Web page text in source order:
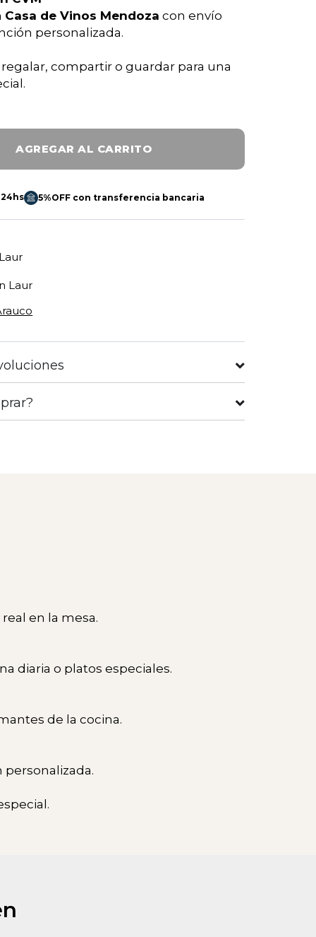
Casa de Vinos Mendoza con envío
personalizada.
compartir o guardar para una
AGREGAR AL CARRITO
5%OFF con transferencia bancaria
Laur
Laur
en la mesa.
diaria o platos especiales.
de la cocina.